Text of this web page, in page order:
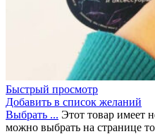
Быстрый просмотр
Добавить в список желаний
Выбрать ... Этот товар имеет
можно выбрать на странице